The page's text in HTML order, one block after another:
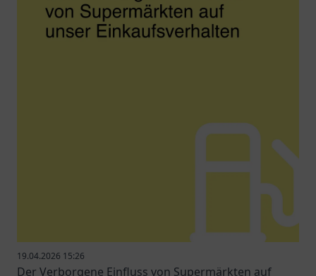
19.04.2026 15:26
Der Verborgene Einfluss von Supermärkten auf